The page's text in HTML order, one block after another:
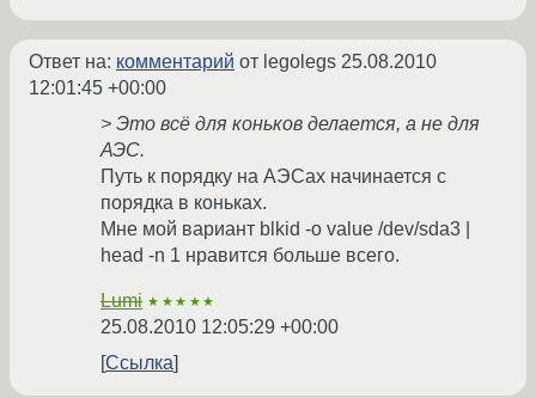
Ответ на: комментарий от legolegs 25.08.2010
12:01:45 +00:00
> Это всё для коньков делается, а не для
АЭС.
Путь к порядку на АЭСах начинается с
порядка в коньках.
Мне мой вариант blkid -o value /dev/sda3 |
head -n 1 нравится больше всего.
Lumi ★★★★★
25.08.2010 12:05:29 +00:00
Ссылка